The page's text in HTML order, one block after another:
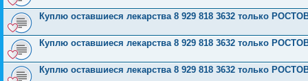
Куплю оставшиеся лекарства 8 929 818 3632 только
Куплю оставшиеся лекарства 8 929 818 3632 только
Куплю оставшиеся лекарства 8 929 818 3632 только